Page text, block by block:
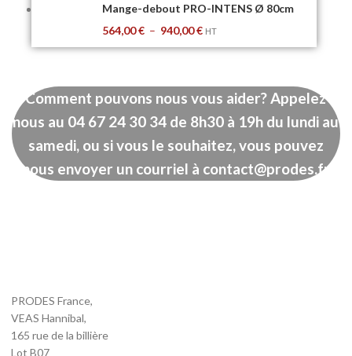
Mange-debout PRO-INTENS Ø 80cm
564,00€ – 940,00€ HT
Comment pouvons nous vous aider?Appelez
nous au 04 67 24 30 34 de 8h30 à 19h du lundi au
samedi, ou si vous le souhaitez, vous pouvez
nous envoyer un courriel à contact@prodes.fr
PRODES France,
VEAS Hannibal,
165 rue de la billière
Lot B07